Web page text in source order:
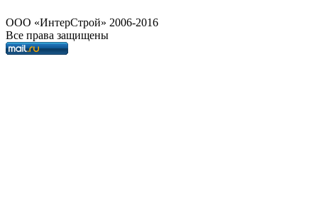
OOO «ИнтерСтрой» 2006-2016
Все права защищены